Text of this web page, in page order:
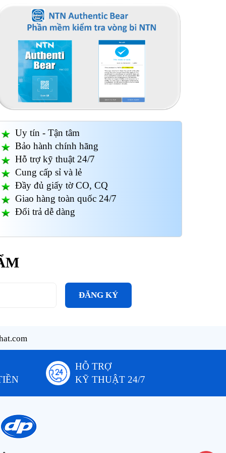
Uy tín - Tận tâm
Bảo hành chính hãng
Hỗ trợ kỹ thuật 24/7
Cung cấp sỉ và lẻ
Đầy đủ giấy tờ CO, CQ
Giao hàng toàn quốc 24/7
Đổi trả dễ dàng
ĐĂNG KÝ
HỖ TRỢ
KỸ THUẬT 24/7